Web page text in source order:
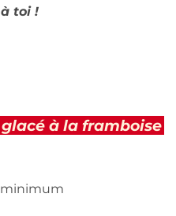
toi !
à la framboise
minimum